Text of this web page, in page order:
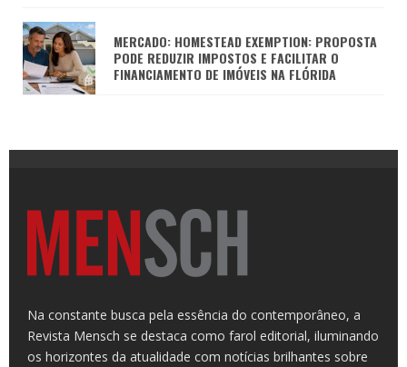
MERCADO: HOMESTEAD EXEMPTION: PROPOSTA
PODE REDUZIR IMPOSTOS E FACILITAR O
FINANCIAMENTO DE IMÓVEIS NA FLÓRIDA
Na constante busca pela essência do contemporâneo, a
Revista Mensch se destaca como farol editorial, iluminando
os horizontes da atualidade com notícias brilhantes sobre